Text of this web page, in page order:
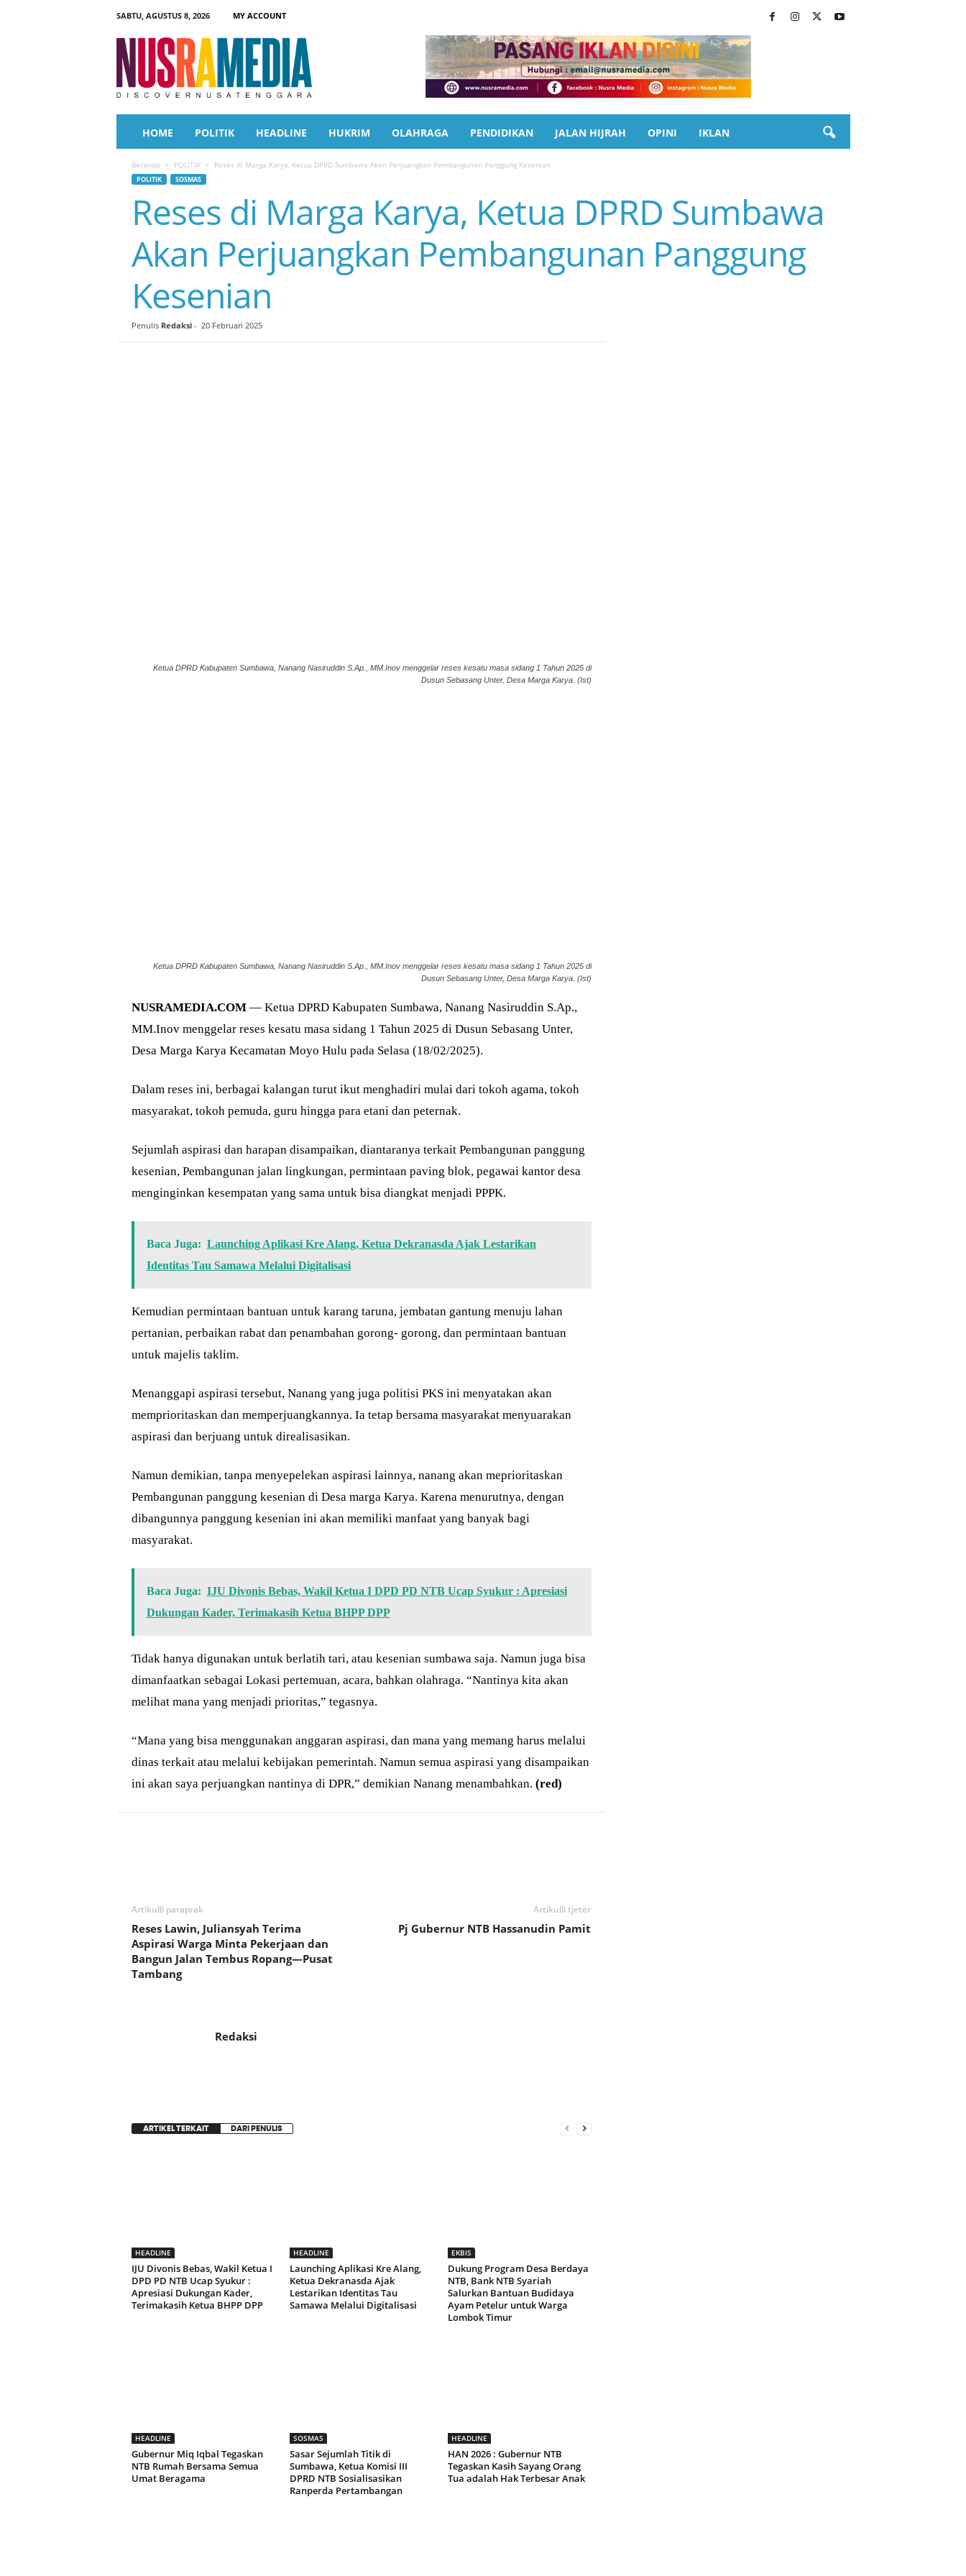
SABTU, AGUSTUS 8, 2026
MY ACCOUNT
a
HOME POLITIK HEADLINE HUKRIM OLAHRAGA PENDIDIKAN JALAN HIJRAH OPINI IKLAN
Beranda POLITIK Reses di Marga Karya, Ketua DPRD Sumbawa Akan Perjuangkan Pembangunan Panggung Kesenian
POLITIK SOSMAS
Reses di Marga Karya, Ketua DPRD Sumbawa
Akan Perjuangkan Pembangunan Panggung
Kesenian
Penulis Redaksi- 20 Februari 2025
Ketua DPRD Kabupaten Sumbawa, Nanang Nasiruddin S.Ap., MM.Inov menggelar reses kesatu masa sidang 1 Tahun 2025 di
Dusun Sebasang Unter, Desa Marga Karya. (Ist)
Ketua DPRD Kabupaten Sumbawa, Nanang Nasiruddin S.Ap., MM.Inov menggelar reses kesatu masa sidang 1 Tahun 2025 di
Dusun Sebasang Unter, Desa Marga Karya. (Ist)
NUSRAMEDIA.COM— Ketua DPRD Kabupaten Sumbawa, Nanang Nasiruddin S.Ap.,
MM.Inov menggelar reses kesatu masa sidang 1 Tahun 2025 di Dusun Sebasang Unter,
Desa Marga Karya Kecamatan Moyo Hulu pada Selasa (18/02/2025).
Dalam reses ini, berbagai kalangan turut ikut menghadiri mulai dari tokoh agama, tokoh
masyarakat, tokoh pemuda, guru hingga para etani dan peternak.
Sejumlah aspirasi dan harapan disampaikan, diantaranya terkait Pembangunan panggung
kesenian, Pembangunan jalan lingkungan, permintaan paving blok, pegawai kantor desa
menginginkan kesempatan yang sama untuk bisa diangkat menjadi PPPK.
Baca Juga: Launching Aplikasi Kre Alang, Ketua Dekranasda Ajak Lestarikan
Identitas Tau Samawa Melalui Digitalisasi
Kemudian permintaan bantuan untuk karang taruna, jembatan gantung menuju lahan
pertanian, perbaikan rabat dan penambahan gorong- gorong, dan permintaan bantuan
untuk majelis taklim.
Menanggapi aspirasi tersebut, Nanang yang juga politisi PKS ini menyatakan akan
memprioritaskan dan memperjuangkannya. Ia tetap bersama masyarakat menyuarakan
aspirasi dan berjuang untuk direalisasikan.
Namun demikian, tanpa menyepelekan aspirasi lainnya, nanang akan meprioritaskan
Pembangunan panggung kesenian di Desa marga Karya. Karena menurutnya, dengan
dibangunnya panggung kesenian ini akan memiliki manfaat yang banyak bagi
masyarakat.
Baca Juga: IJU Divonis Bebas, Wakil Ketua I DPD PD NTB Ucap Syukur : Apresiasi
Dukungan Kader, Terimakasih Ketua BHPP DPP
Tidak hanya digunakan untuk berlatih tari, atau kesenian sumbawa saja. Namun juga bisa
dimanfaatkan sebagai Lokasi pertemuan, acara, bahkan olahraga. “Nantinya kita akan
melihat mana yang menjadi prioritas,” tegasnya.
“Mana yang bisa menggunakan anggaran aspirasi, dan mana yang memang harus melalui
dinas terkait atau melalui kebijakan pemerintah. Namun semua aspirasi yang disampaikan
ini akan saya perjuangkan nantinya di DPR,” demikian Nanang menambahkan. (red)
Artikulli paraprak
Reses Lawin, Juliansyah Terima
Aspirasi Warga Minta Pekerjaan dan
Bangun Jalan Tembus Ropang—Pusat
Tambang
Artikulli tjetër
Pj Gubernur NTB Hassanudin Pamit
Redaksi
ARTIKEL TERKAIT DARI PENULIS
HEADLINE
IJU Divonis Bebas, Wakil Ketua I
DPD PD NTB Ucap Syukur :
Apresiasi Dukungan Kader,
Terimakasih Ketua BHPP DPP
HEADLINE
Launching Aplikasi Kre Alang,
Ketua Dekranasda Ajak
Lestarikan Identitas Tau
Samawa Melalui Digitalisasi
EKBIS
Dukung Program Desa Berdaya
NTB, Bank NTB Syariah
Salurkan Bantuan Budidaya
Ayam Petelur untuk Warga
Lombok Timur
HEADLINE
Gubernur Miq Iqbal Tegaskan
NTB Rumah Bersama Semua
Umat Beragama
SOSMAS
Sasar Sejumlah Titik di
Sumbawa, Ketua Komisi III
DPRD NTB Sosialisasikan
Ranperda Pertambangan
HEADLINE
HAN 2026 : Gubernur NTB
Tegaskan Kasih Sayang Orang
Tua adalah Hak Terbesar Anak